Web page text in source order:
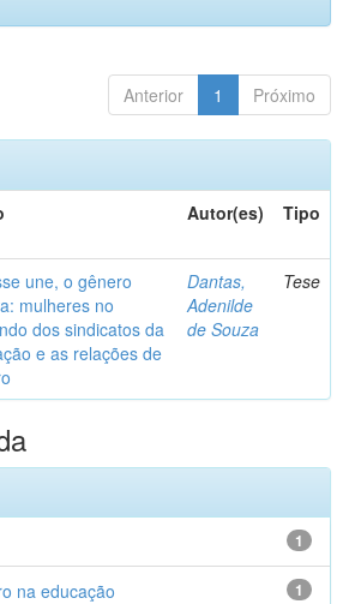
Anterior 1 Próximo
Autor(es) Tipo
une, o gênero
mulheres no
dos sindicatos da
e as relações de
Dantas,
Adenilde
de Souza
Tese
1
1
na educação